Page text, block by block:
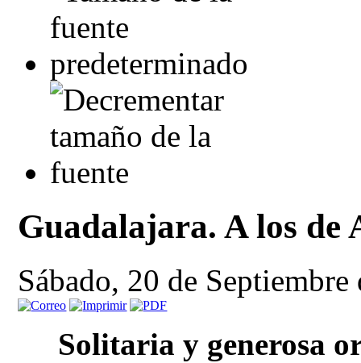
Guadalajara. A los de
Sábado, 20 de
Solitaria y generosa